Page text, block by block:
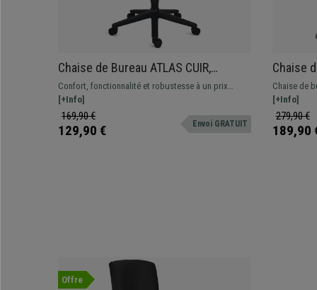
Chaise de Bureau ATLAS CUIR,
Dossier Ajustable, Grand
Rembourrage, Gris
Confort, fonctionnalité et robustesse à un prix
imbattable. Ce magnifique modèle offre des
prestations excellentes au quotidien, différentes
couleurs disponibles
[+Info]
169,90 €
129,90 € Envoi GRATUIT
Chaise
des
Chaise de
design
grande
[+Info]
279,90 €
189,90
Offre